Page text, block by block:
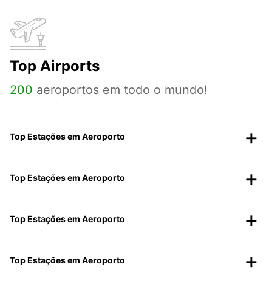
Top Airports
200 aeroportos em todo o mundo!
Top Estações em Aeroporto
Top Estações em Aeroporto
Top Estações em Aeroporto
Top Estações em Aeroporto